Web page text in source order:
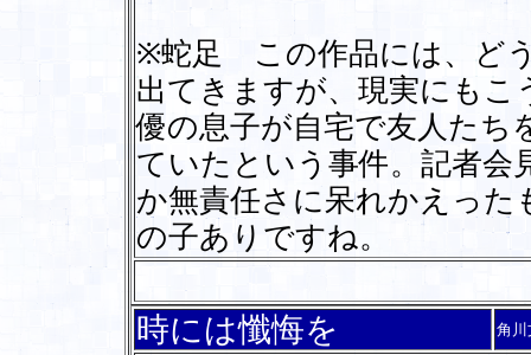
※蛇足 この作品には、ど
出てきますが、現実にも
優の息子が自宅で友人たち
ていたという事件。記者会
か無責任さに呆れかえっ
の子ありですね。
時には懺悔を 角川